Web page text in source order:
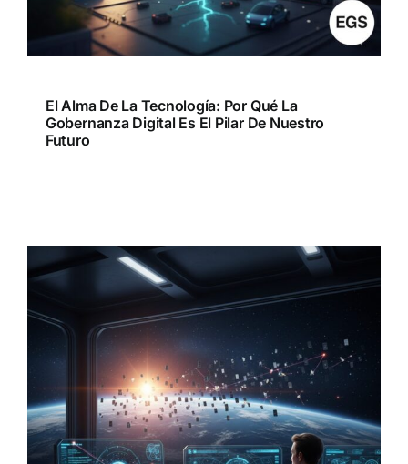
El Alma De La Tecnología: Por Qué La
Gobernanza Digital Es El Pilar De Nuestro
Futuro